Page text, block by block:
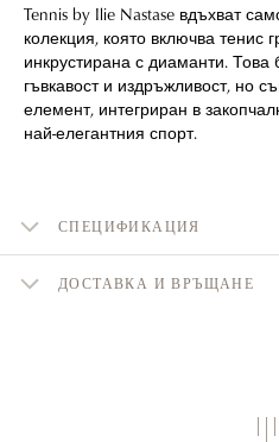
Tennis by Ilie Nastase вдъхват
колекция, която включва тенис
инкрустирана с диаманти. Това
гъвкавост и издръжливост, но
елемент, интегриран в
най-елегантния спорт.
СПЕЦИФИКАЦИЯ
ДОСТАВКА И ВРЪЩАНЕ